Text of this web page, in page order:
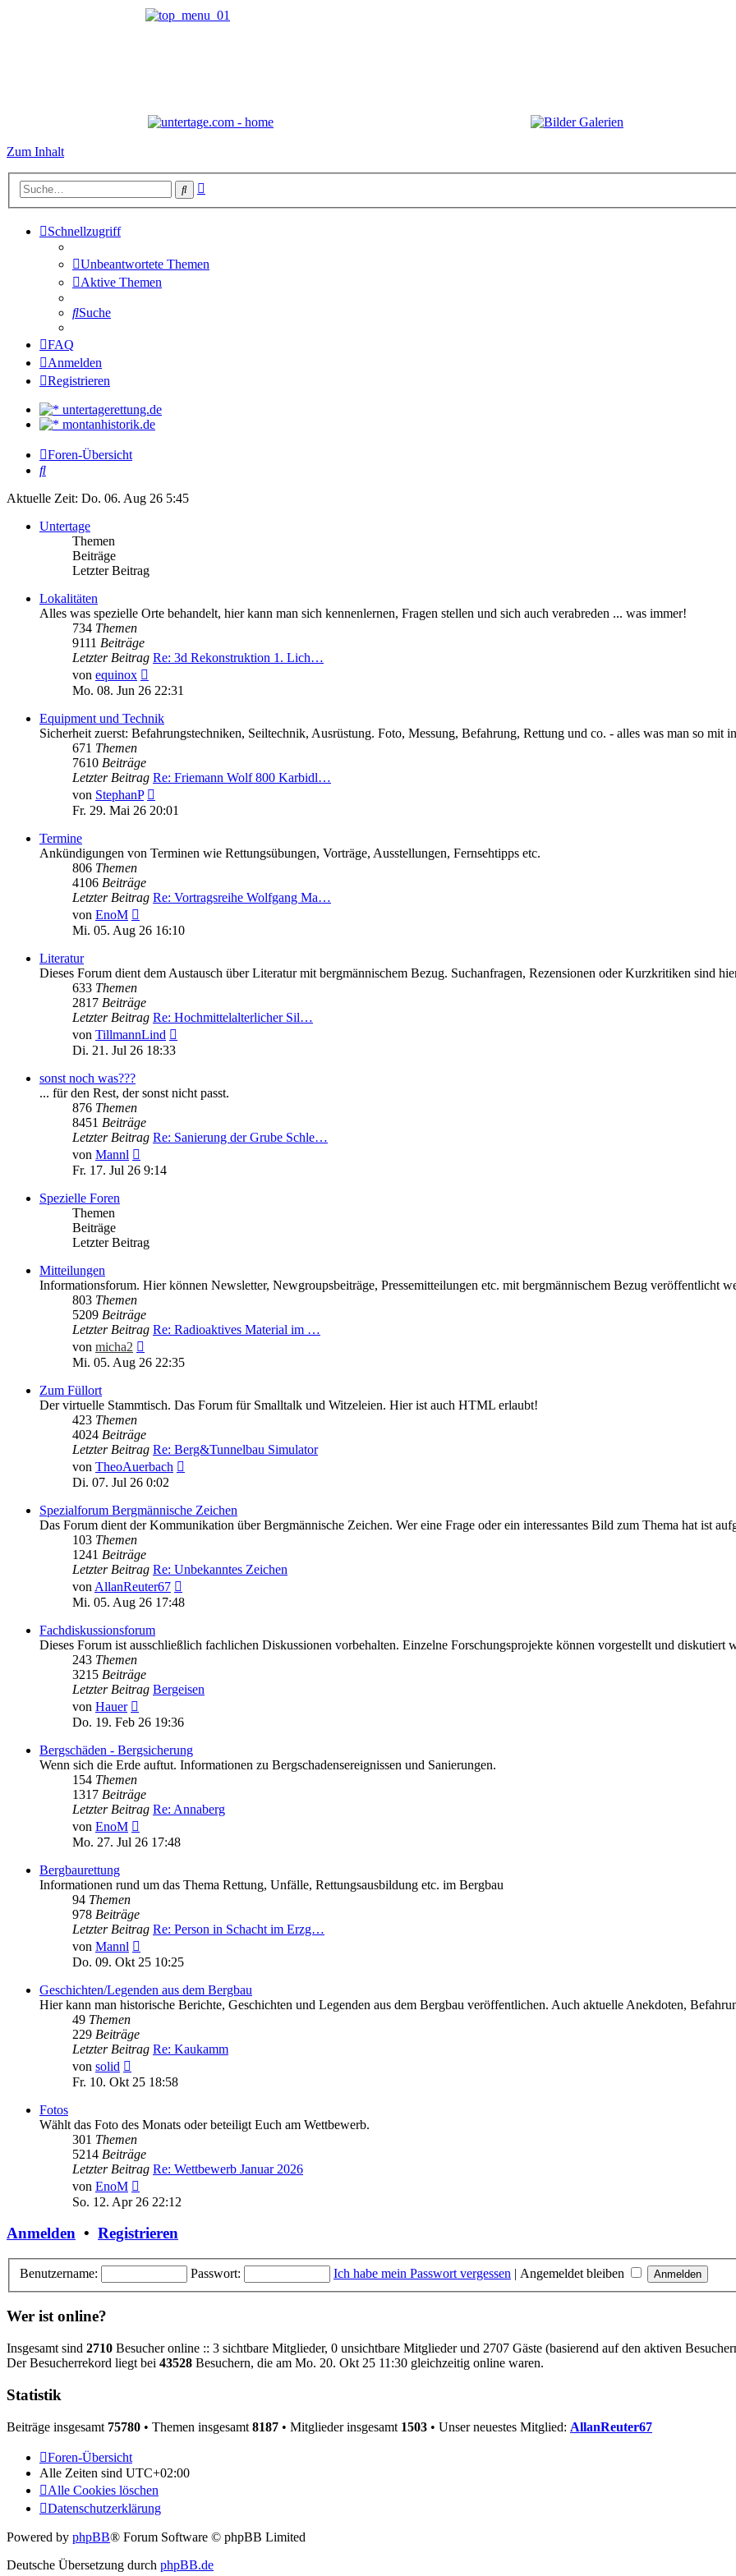
Zum Inhalt
Suche
Schnellzugriff
Unbeantwortete Themen
Aktive Themen
Suche
FAQ
Anmelden
Registrieren
untertagerettung.de
montanhistorik.de
Foren-Übersicht
Suche
Aktuelle Zeit: Do. 06. Aug 26 5:45
Untertage
Themen
Beiträge
Letzter Beitrag
Lokalitäten
Alles was spezielle Orte behandelt, hier kann man sich kennenlernen, Fragen stellen und sich auch verabreden ... was immer!
734 Themen
9111 Beiträge
Letzter Beitrag Re: 3d Rekonstruktion 1. Lich…
von equinox
Beitrag
Mo. 08. Jun 26 22:31
Equipment und Technik
Sicherheit zuerst: Befahrungstechniken, Seiltechnik, Ausrüstung. Foto, Messung, Befahrung, Rettung und co. - alles was man so mit
671 Themen
7610 Beiträge
Letzter Beitrag Re: Friemann Wolf 800 Karbidl…
von StephanP
Beitrag
Fr. 29. Mai 26 20:01
Termine
Ankündigungen von Terminen wie Rettungsübungen, Vorträge, Ausstellungen, Fernsehtipps etc.
806 Themen
4106 Beiträge
Letzter Beitrag Re: Vortragsreihe Wolfgang Ma…
von EnoM
Beitrag
Mi. 05. Aug 26 16:10
Literatur
Dieses Forum dient dem Austausch über Literatur mit bergmännischem Bezug. Suchanfragen, Rezensionen oder Kurzkritiken sind
633 Themen
2817 Beiträge
Letzter Beitrag Re: Hochmittelalterlicher Sil…
von TillmannLind
Di. 21. Jul 26 18:33
sonst noch was???
... für den Rest, der sonst nicht passt.
876 Themen
8451 Beiträge
Letzter Beitrag Re: Sanierung der Grube Schle…
von Mannl
Beitrag
Fr. 17. Jul 26 9:14
Spezielle Foren
Themen
Beiträge
Letzter Beitrag
Mitteilungen
Informationsforum. Hier können Newsletter, Newgroupsbeiträge, Pressemitteilungen etc. mit bergmännischem Bezug veröffentlicht
803 Themen
5209 Beiträge
Letzter Beitrag Re: Radioaktives Material im …
von micha2
Beitrag
Mi. 05. Aug 26 22:35
Zum Füllort
Der virtuelle Stammtisch. Das Forum für Smalltalk und Witzeleien. Hier ist auch HTML erlaubt!
423 Themen
4024 Beiträge
Letzter Beitrag Re: Berg&Tunnelbau Simulator
von TheoAuerbach
Di. 07. Jul 26 0:02
Spezialforum Bergmännische Zeichen
Das Forum dient der Kommunikation über Bergmännische Zeichen. Wer eine Frage oder ein interessantes Bild zum Thema hat ist
103 Themen
1241 Beiträge
Letzter Beitrag Re: Unbekanntes Zeichen
von AllanReuter67
Beitrag
Mi. 05. Aug 26 17:48
Fachdiskussionsforum
Dieses Forum ist ausschließlich fachlichen Diskussionen vorbehalten. Einzelne Forschungsprojekte können vorgestellt und diskutiert
243 Themen
3215 Beiträge
Letzter Beitrag Bergeisen
von Hauer
Beitrag
Do. 19. Feb 26 19:36
Bergschäden - Bergsicherung
Wenn sich die Erde auftut. Informationen zu Bergschadensereignissen und Sanierungen.
154 Themen
1317 Beiträge
Letzter Beitrag Re: Annaberg
von EnoM
Beitrag
Mo. 27. Jul 26 17:48
Bergbaurettung
Informationen rund um das Thema Rettung, Unfälle, Rettungsausbildung etc. im Bergbau
94 Themen
978 Beiträge
Letzter Beitrag Re: Person in Schacht im Erzg…
von Mannl
Beitrag
Do. 09. Okt 25 10:25
Geschichten/Legenden aus dem Bergbau
Hier kann man historische Berichte, Geschichten und Legenden aus dem Bergbau veröffentlichen. Auch aktuelle Anekdoten,
49 Themen
229 Beiträge
Letzter Beitrag Re: Kaukamm
von solid
Beitrag
Fr. 10. Okt 25 18:58
Fotos
Wählt das Foto des Monats oder beteiligt Euch am Wettbewerb.
301 Themen
5214 Beiträge
Letzter Beitrag Re: Wettbewerb Januar 2026
von EnoM
Beitrag
So. 12. Apr 26 22:12
Anmelden • Registrieren
Benutzername: Passwort: Ich habe mein Passwort vergessen | Angemeldet bleiben
Wer ist online?
Insgesamt sind 2710 Besucher online :: 3 sichtbare Mitglieder, 0 unsichtbare Mitglieder und 2707 Gäste (basierend auf den aktiven
Der Besucherrekord liegt bei 43528 Besuchern, die am Mo. 20. Okt 25 11:30 gleichzeitig online waren.
Statistik
Beiträge insgesamt 75780 • Themen insgesamt 8187 • Mitglieder insgesamt 1503 • Unser neuestes Mitglied: AllanReuter67
Foren-Übersicht
Alle Zeiten sind UTC+02:00
Alle Cookies löschen
Datenschutzerklärung
Powered by phpBB® Forum Software © phpBB Limited
Deutsche Übersetzung durch phpBB.de